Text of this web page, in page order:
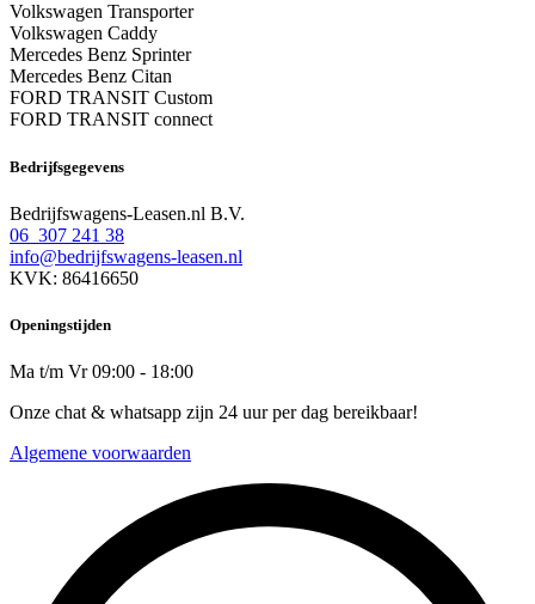
Volkswagen Transporter
Volkswagen Caddy
Mercedes Benz Sprinter
Mercedes Benz Citan
FORD TRANSIT Custom
FORD TRANSIT connect
Bedrijfsgegevens
Bedrijfswagens-Leasen.nl B.V.
06 307 241 38
info@bedrijfswagens-leasen.nl
KVK: 86416650
Openingstijden
Ma t/m Vr 09:00 - 18:00
Onze chat & whatsapp zijn 24 uur per dag bereikbaar!
Algemene voorwaarden